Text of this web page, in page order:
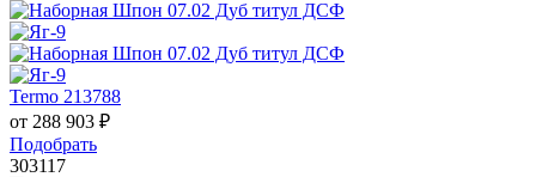
Termo 213788
от 288 903 ₽
Подобрать
303117